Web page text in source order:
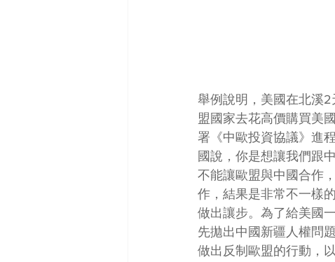
舉例說明，美國在北溪
盟國家去花高價購買美
署《中歐投資協議》進
國說，你是想讓我們跟
不能讓歐盟與中國合作
作，結果是非常不一樣
做出讓步。為了給美國
先拋出中國新疆人權問
做出反制歐盟的行動，